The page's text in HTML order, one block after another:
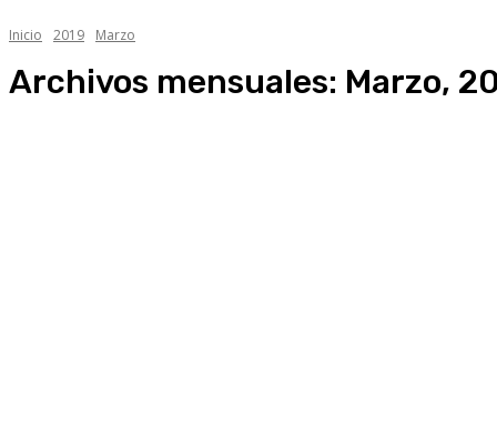
Inicio 2019 Marzo
Archivos mensuales: Marzo,